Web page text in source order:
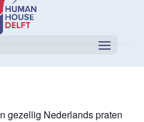
gezellig Nederlands praten